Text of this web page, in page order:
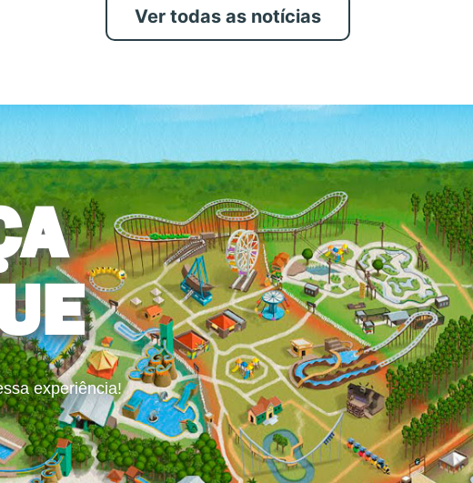
Ver todas as notícias
experiência!